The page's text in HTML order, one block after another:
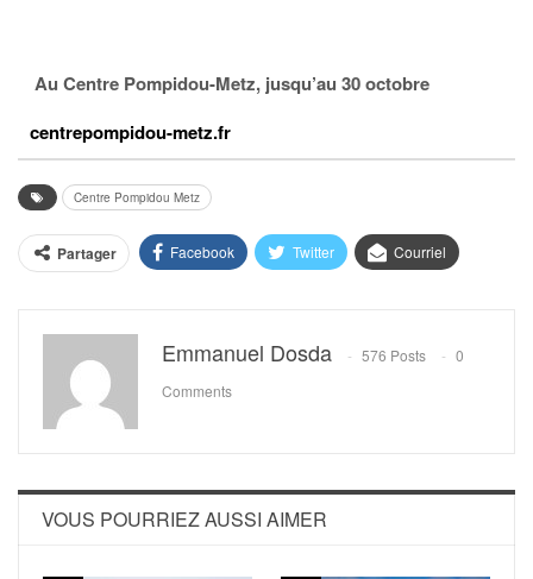
Au Centre Pompidou-Metz, jusqu’au 30 octobre
centrepompidou-metz.fr
Centre Pompidou Metz
Partager Facebook Twitter Courriel
Emmanuel Dosda 576 Posts
0
Comments
VOUS POURRIEZ AUSSI AIMER